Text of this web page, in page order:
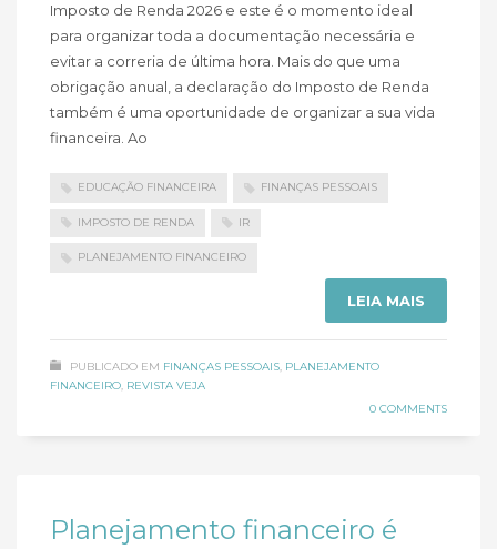
Imposto de Renda 2026 e este é o momento ideal
para organizar toda a documentação necessária e
evitar a correria de última hora. Mais do que uma
obrigação anual, a declaração do Imposto de Renda
também é uma oportunidade de organizar a sua vida
financeira. Ao
EDUCAÇÃO FINANCEIRA FINANÇAS PESSOAIS
IMPOSTO DE RENDA IR
PLANEJAMENTO FINANCEIRO
LEIA MAIS
PUBLICADO EM FINANÇAS PESSOAIS PLANEJAMENTO
FINANCEIRO REVISTA VEJA
0 COMMENTS
Planejamento financeiro é